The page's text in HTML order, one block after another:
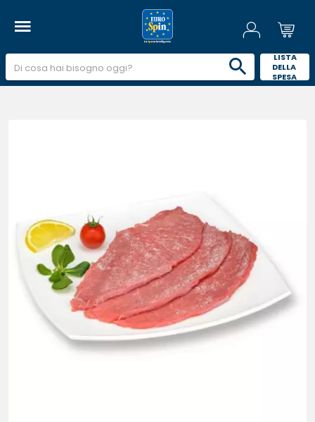
LISTA
DELLA
SPESA